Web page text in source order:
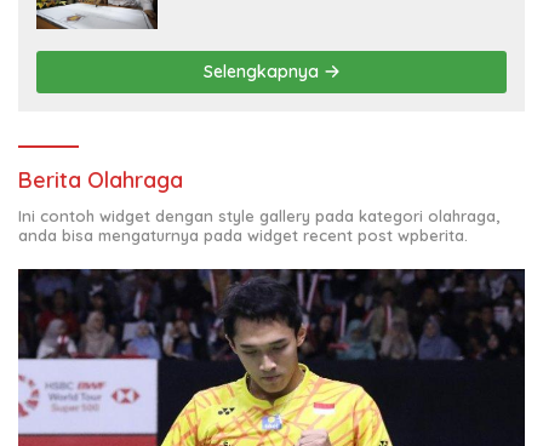
Selengkapnya
Berita Olahraga
Ini contoh widget dengan style gallery pada kategori olahraga,
anda bisa mengaturnya pada widget recent post wpberita.